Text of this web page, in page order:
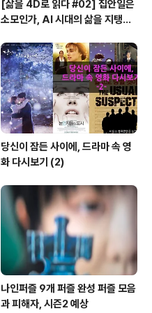
[삶을 4D로 읽다 #02] 집안일은
소모인가, AI 시대의 삶을 지탱하
당신이 잠든 사이에, 드라마 속 영
화 다시보기 (2)
나인퍼즐 9개 퍼즐 완성 퍼즐 모음
과 피해자, 시즌2 예상